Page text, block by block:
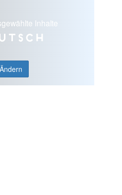
Inhalte
Ändern